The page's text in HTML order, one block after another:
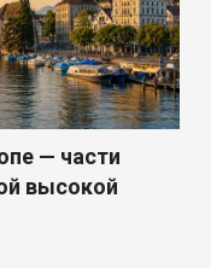
— части
высокой